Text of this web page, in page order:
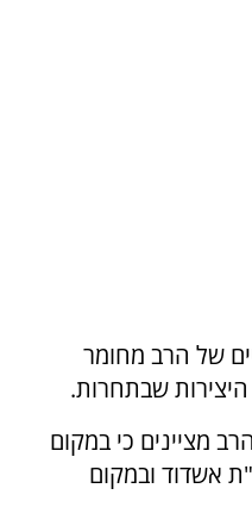
של הרב מחומר
שבתחרות.
מציינים כי במקום
אשדוד ובמקום